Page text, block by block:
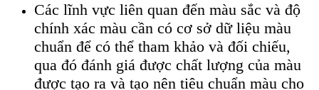
Các lĩnh vực liên quan đến màu sắc và độ
chính xác màu cần có cơ sở dữ liệu màu
chuẩn để có thể tham khảo và đối chiếu,
qua đó đánh giá được chất lượng của màu
được tạo ra và tạo nên tiêu chuẩn màu cho